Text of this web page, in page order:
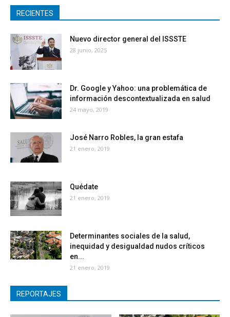
RECIENTES
Nuevo director general del ISSSTE
28 junio, 2025
Dr. Google y Yahoo: una problemática de
información descontextualizada en salud
24 mayo, 2019
José Narro Robles, la gran estafa
21 enero, 2019
Quédate
21 enero, 2019
Determinantes sociales de la salud,
inequidad y desigualdad nudos críticos
en...
21 enero, 2019
REPORTAJES